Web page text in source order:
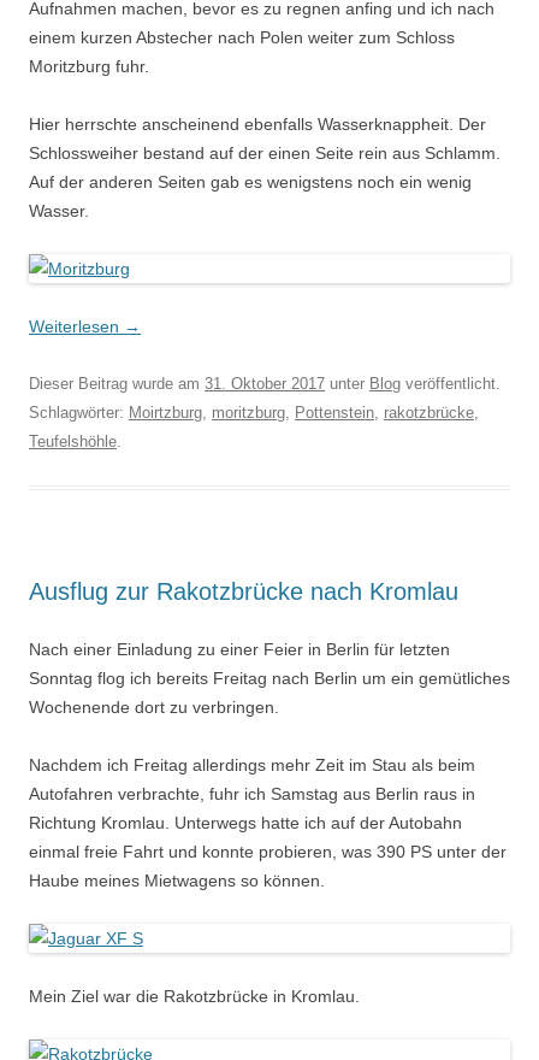
Aufnahmen machen, bevor es zu regnen anfing und ich nach
einem kurzen Abstecher nach Polen weiter zum Schloss
Moritzburg fuhr.
Hier herrschte anscheinend ebenfalls Wasserknappheit. Der
Schlossweiher bestand auf der einen Seite rein aus Schlamm.
Auf der anderen Seiten gab es wenigstens noch ein wenig
Wasser.
Weiterlesen →
Dieser Beitrag wurde am 31. Oktober 2017 unter Blog veröffentlicht.
Schlagwörter: Moirtzburg moritzburg Pottenstein rakotzbrücke
Teufelshöhle
Ausflug zur Rakotzbrücke nach Kromlau
Nach einer Einladung zu einer Feier in Berlin für letzten
Sonntag flog ich bereits Freitag nach Berlin um ein gemütliches
Wochenende dort zu verbringen.
Nachdem ich Freitag allerdings mehr Zeit im Stau als beim
Autofahren verbrachte, fuhr ich Samstag aus Berlin raus in
Richtung Kromlau. Unterwegs hatte ich auf der Autobahn
einmal freie Fahrt und konnte probieren, was 390 PS unter der
Haube meines Mietwagens so können.
Mein Ziel war die Rakotzbrücke in Kromlau.